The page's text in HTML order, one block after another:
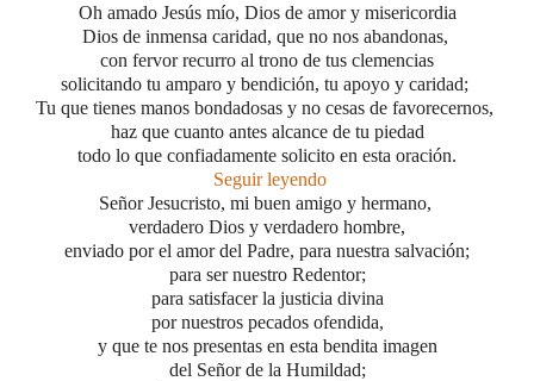
Oh amado Jesús mío, Dios de amor y misericordia
Dios de inmensa caridad, que no nos abandonas,
con fervor recurro al trono de tus clemencias
solicitando tu amparo y bendición, tu apoyo y caridad;
Tu que tienes manos bondadosas y no cesas de favorecernos,
haz que cuanto antes alcance de tu piedad
todo lo que confiadamente solicito en esta oración.
Seguir leyendo
Señor Jesucristo, mi buen amigo y hermano,
verdadero Dios y verdadero hombre,
enviado por el amor del Padre, para nuestra salvación;
para ser nuestro Redentor;
para satisfacer la justicia divina
por nuestros pecados ofendida,
y que te nos presentas en esta bendita imagen
del Señor de la Humildad;